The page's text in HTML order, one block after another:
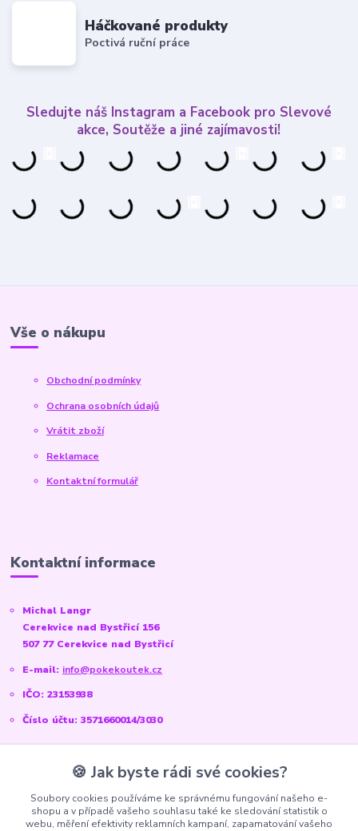
Háčkované produkty
Poctivá ruční práce
Sledujte náš Instagram a Facebook pro Slevové
akce, Soutěže a jiné zajímavosti!
Vše o nákupu
Obchodní podmínky
Ochrana osobních údajů
Vrátit zboží
Reklamace
Kontaktní formulář
Kontaktní informace
Michal Langr
Cerekvice nad Bystřicí 156
507 77 Cerekvice nad Bystřicí
E-mail: info@pokekoutek.cz
IČO: 23153938
Číslo účtu: 3571660014/3030
Sociální sítě
Instagram:@pokekoutek.cz
🍪 Jak byste rádi své cookies?
Soubory cookies používáme ke správnému fungování našeho e-
shopu a v případě vašeho souhlasu také ke sledování statistik o
webu, měření efektivity reklamních kampaní, zapamatování vašeho